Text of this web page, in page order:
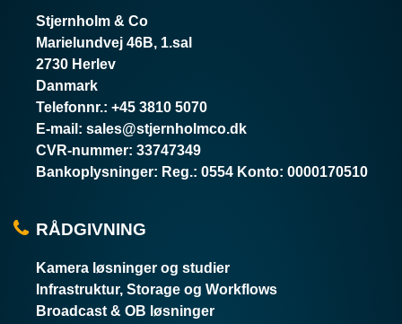
Stjernholm & Co
Marielundvej 46B, 1.sal
2730 Herlev
Danmark
Telefonnr.: +45 3810 5070
E-mail : sales@stjernholmco.dk
CVR-nummer: 33747349
Bankoplysninger: Reg.: 0554 Konto: 0000170510
RÅDGIVNING
Kamera løsninger og studier
Infrastruktur, Storage og Workflows
Broadcast & OB løsninger